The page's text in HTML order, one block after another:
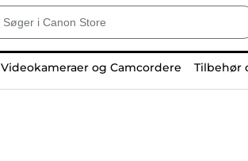
Videokameraer og Camcordere Tilbehør